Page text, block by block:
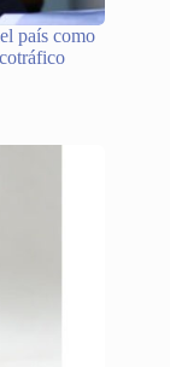
país como